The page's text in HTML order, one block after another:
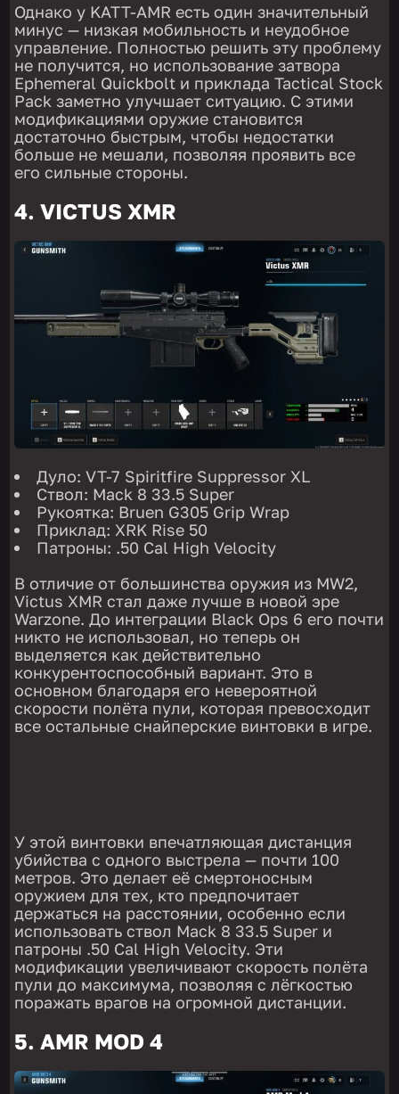
Однако у KATT-AMR есть один значительный
минус — низкая мобильность и неудобное
управление. Полностью решить эту проблему
не получится, но использование затвора
Ephemeral Quickbolt и приклада Tactical Stock
Pack заметно улучшает ситуацию. С этими
модификациями оружие становится
достаточно быстрым, чтобы недостатки
больше не мешали, позволяя проявить все
его сильные стороны.
4. VICTUS XMR
Дуло: VT-7 Spiritfire Suppressor XL
Ствол: Mack 8 33.5 Super
Рукоятка: Bruen G305 Grip Wrap
Приклад: XRK Rise 50
Патроны: .50 Cal High Velocity
В отличие от большинства оружия из MW2,
Victus XMR стал даже лучше в новой эре
Warzone. До интеграции Black Ops 6 его почти
никто не использовал, но теперь он
выделяется как действительно
конкурентоспособный вариант. Это в
основном благодаря его невероятной
скорости полёта пули, которая превосходит
все остальные снайперские винтовки в игре.
У этой винтовки впечатляющая дистанция
убийства с одного выстрела — почти 100
метров. Это делает её смертоносным
оружием для тех, кто предпочитает
держаться на расстоянии, особенно если
использовать ствол Mack 8 33.5 Super и
патроны .50 Cal High Velocity. Эти
модификации увеличивают скорость полёта
пули до максимума, позволяя с лёгкостью
поражать врагов на огромной дистанции.
5. AMR MOD 4